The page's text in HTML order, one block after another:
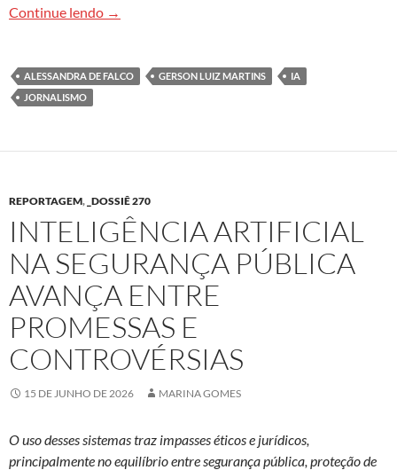
Continue lendo IA, jornalismo e o desafio de preservar a
→
ALESSANDRA DE FALCO GERSON LUIZ MARTINS
IA
JORNALISMO
REPORTAGEM, _DOSSIÊ 270
INTELIGÊNCIA ARTIFICIAL
NA SEGURANÇA PÚBLICA
AVANÇA ENTRE
PROMESSAS E
CONTROVÉRSIAS
15 DE JUNHO DE 2026 MARINA GOMES
O uso desses sistemas traz impasses éticos e jurídicos,
principalmente no equilíbrio entre segurança pública, proteção de